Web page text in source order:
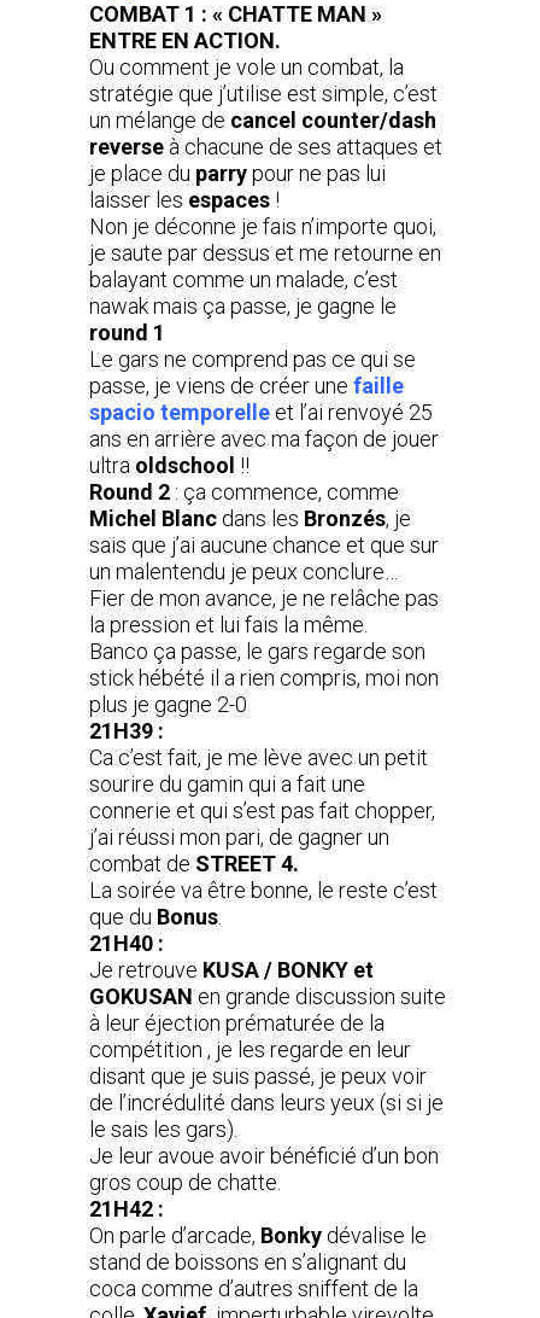
COMBAT 1 : « CHATTE MAN »
ENTRE EN ACTION.
Ou comment je vole un combat, la
stratégie que j’utilise est simple, c’est
un mélange de cancel counter/dash
reverse à chacune de ses attaques et
je place du parrypour ne pas lui
laisser les espaces !
Non je déconne je fais n’importe quoi,
je saute par dessus et me retourne en
balayant comme un malade, c’est
nawak mais ça passe, je gagne le
round 1
Le gars ne comprend pas ce qui se
passe, je viens de créer une faille
spacio temporelle et l’ai renvoyé 25
ans en arrière avec ma façon de jouer
ultra oldschool !!
Round 2 : ça commence, comme
Michel Blanc dans les Bronzés, je
sais que j’ai aucune chance et que sur
un malentendu je peux conclure…
Fier de mon avance, je ne relâche pas
la pression et lui fais la même.
Banco ça passe, le gars regarde son
stick hébété il a rien compris, moi non
plus je gagne 2-0
21H39 :
Ca c’est fait, je me lève avec un petit
sourire du gamin qui a fait une
connerie et qui s’est pas fait chopper,
j’ai réussi mon pari, de gagner un
combat de STREET 4.
La soirée va être bonne, le reste c’est
que du Bonus
21H40 :
Je retrouve KUSA / BONKY et
GOKUSAN en grande discussion suite
à leur éjection prématurée de la
compétition , je les regarde en leur
disant que je suis passé, je peux voir
de l’incrédulité dans leurs yeux (si si je
le sais les gars).
Je leur avoue avoir bénéficié d’un bon
gros coup de chatte.
21H42 :
On parle d’arcade, Bonky dévalise le
stand de boissons en s’alignant du
coca comme d’autres sniffent de la